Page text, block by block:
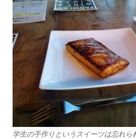
学生の手作りというスイーツは忘れら